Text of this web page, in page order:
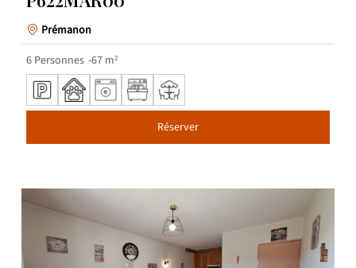
Prémanon
6 Personnes 67 m²
Réserver